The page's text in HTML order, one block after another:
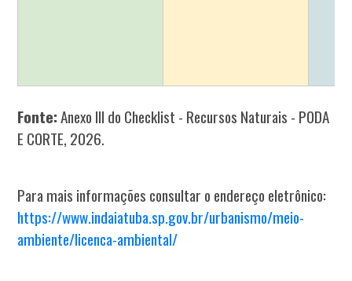
Fonte:Anexo III do Checklist - Recursos Naturais - PODA
E CORTE, 2026.
Para mais informações consultar o endereço eletrônico:
https://www.indaiatuba.sp.gov.br/urbanismo/meio-
ambiente/licenca-ambiental/